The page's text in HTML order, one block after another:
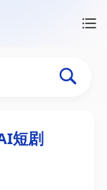
）AI短
短剧